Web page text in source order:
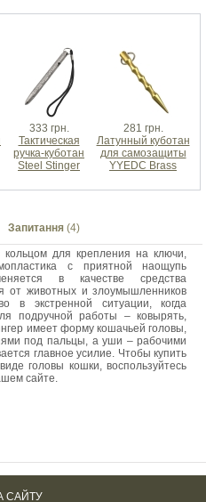
333 грн.
Тактическая
ручка-куботан
Steel Stinger
281 грн.
Латунный куботан
для самозащиты
YYEDC Brass
Запитання (4)
кольцом для крепления на ключи,
с приятной наощупь
в качестве средства
от животных и злоумышленников
в экстренной ситуации, когда
подручной работы – ковырять,
имеет форму кошачьей головы,
под пальцы, а уши – рабочими
главное усилие. Чтобы купить
головы кошки, воспользуйтесь
сайте.
САЙТУ